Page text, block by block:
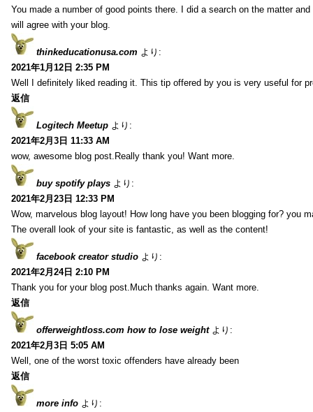
You made a number of good points there. I did a search on the matter
will agree with your blog.
thinkeducationusa.com より:
2021年1月12日 2:35 PM
Well I definitely liked reading it. This tip offered by you is very useful for
返信
Logitech Meetup より:
2021年2月3日 11:33 AM
wow, awesome blog post.Really thank you! Want more.
buy spotify plays より:
2021年2月23日 12:33 PM
Wow, marvelous blog layout! How long have you been blogging for? you
The overall look of your site is fantastic, as well as the content!
facebook creator studio より:
2021年2月24日 2:10 PM
Thank you for your blog post.Much thanks again. Want more.
返信
offerweightloss.com how to lose weight より:
2021年2月3日 5:05 AM
Well, one of the worst toxic offenders have already been
返信
more info より: